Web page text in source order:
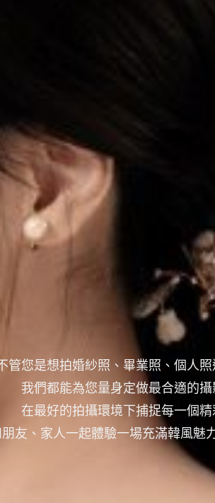
管您是想拍婚紗照、畢業照、個人
我們都能為您量身定做最合適的攝
在最好的拍攝環境下捕捉每一個精
友、家人一起體驗一場充滿韓風魅